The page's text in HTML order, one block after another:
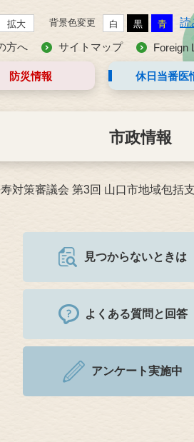
拡大 背景色変更 白 黒 青 読
方へ サイトマップ Foreign
防災情報 休日当番医
市政情報
対策審議会 第3回 山口市地域包括
見つからないときは
よくある質問と回答
アンケート実施中